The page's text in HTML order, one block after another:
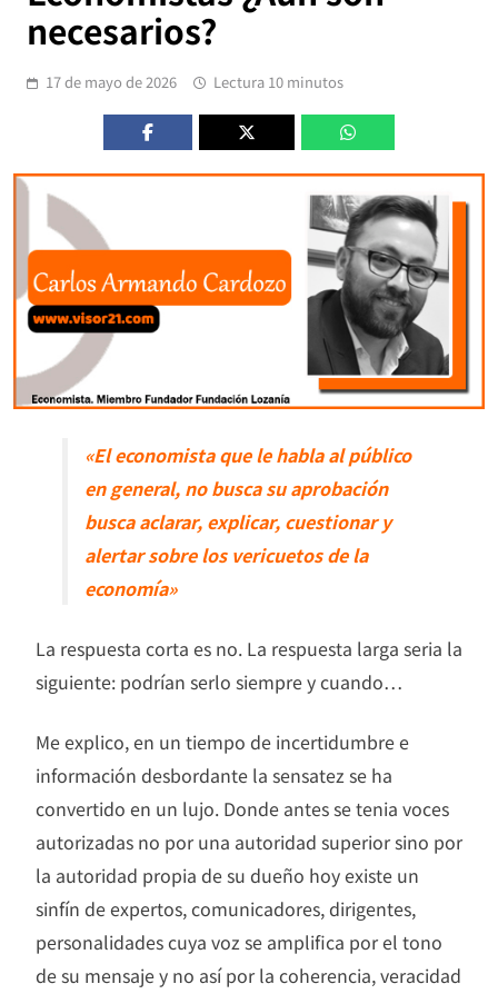
necesarios?
17 de mayo de 2026 Lectura 10 minutos
«El economista que le habla al público
en general, no busca su aprobación
busca aclarar, explicar, cuestionar y
alertar sobre los vericuetos de la
economía»
La respuesta corta es no. La respuesta larga seria la
siguiente: podrían serlo siempre y cuando…
Me explico, en un tiempo de incertidumbre e
información desbordante la sensatez se ha
convertido en un lujo. Donde antes se tenia voces
autorizadas no por una autoridad superior sino por
la autoridad propia de su dueño hoy existe un
sinfín de expertos, comunicadores, dirigentes,
personalidades cuya voz se amplifica por el tono
de su mensaje y no así por la coherencia, veracidad